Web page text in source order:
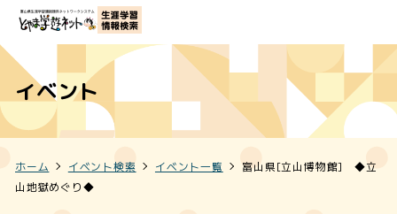
イベント
ホーム イベント検索 イベント一覧
富山県[立山博物館] ◆立
山地獄めぐり◆